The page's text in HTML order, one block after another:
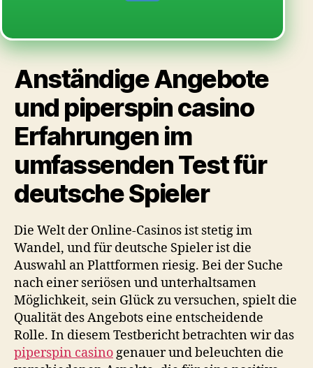
Anständige Angebote
und piperspin casino
Erfahrungen im
umfassenden Test für
deutsche Spieler
Die Welt der Online-Casinos ist stetig im
Wandel, und für deutsche Spieler ist die
Auswahl an Plattformen riesig. Bei der Suche
nach einer seriösen und unterhaltsamen
Möglichkeit, sein Glück zu versuchen, spielt die
Qualität des Angebots eine entscheidende
Rolle. In diesem Testbericht betrachten wir das
piperspin casino genauer und beleuchten die